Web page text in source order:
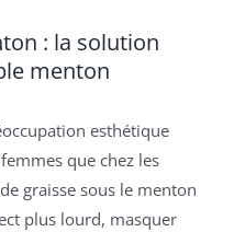
: la solution
menton
esthétique
que chez les
graisse sous le menton
plus lourd, masquer